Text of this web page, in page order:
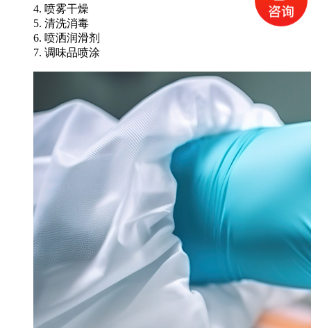
4. 喷雾干燥
5. 清洗消毒
6. 喷洒润滑剂
7. 调味品喷涂